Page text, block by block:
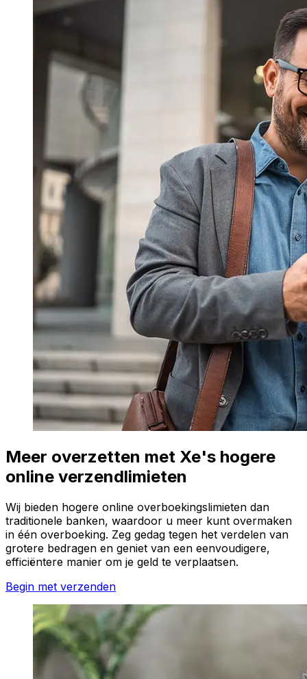
Meer overzetten met Xe's hogere
online verzendlimieten
Wij bieden hogere online overboekingslimieten dan
traditionele banken, waardoor u meer kunt overmaken
in één overboeking. Zeg gedag tegen het verdelen van
grotere bedragen en geniet van een eenvoudigere,
efficiëntere manier om je geld te verplaatsen.
Begin met verzenden